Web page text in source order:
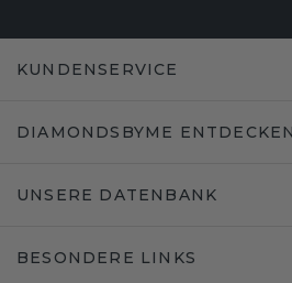
KUNDENSERVICE
DIAMONDSBYME ENTDECKEN
UNSERE DATENBANK
BESONDERE LINKS